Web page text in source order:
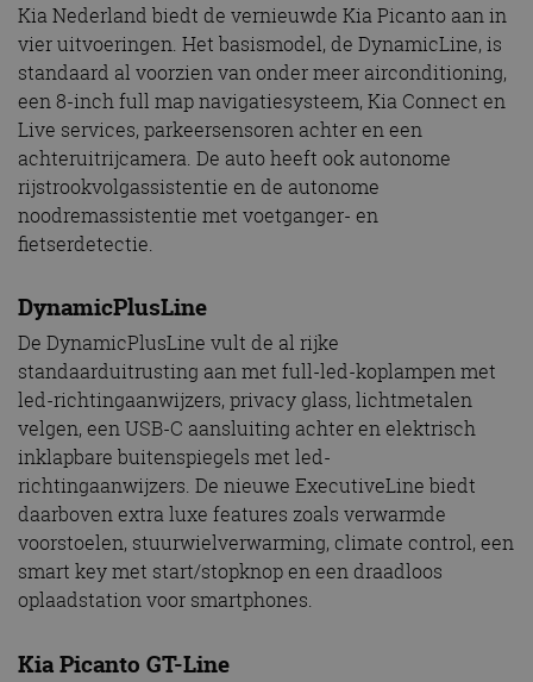
Kia Nederland biedt de vernieuwde Kia Picanto aan in
vier uitvoeringen. Het basismodel, de DynamicLine, is
standaard al voorzien van onder meer airconditioning,
een 8-inch full map navigatiesysteem, Kia Connect en
Live services, parkeersensoren achter en een
achteruitrijcamera. De auto heeft ook autonome
rijstrookvolgassistentie en de autonome
noodremassistentie met voetganger- en
fietserdetectie.
DynamicPlusLine
De DynamicPlusLine vult de al rijke
standaarduitrusting aan met full-led-koplampen met
led-richtingaanwijzers, privacy glass, lichtmetalen
velgen, een USB-C aansluiting achter en elektrisch
inklapbare buitenspiegels met led-
richtingaanwijzers. De nieuwe ExecutiveLine biedt
daarboven extra luxe features zoals verwarmde
voorstoelen, stuurwielverwarming, climate control, een
smart key met start/stopknop en een draadloos
oplaadstation voor smartphones.
Kia Picanto GT-Line